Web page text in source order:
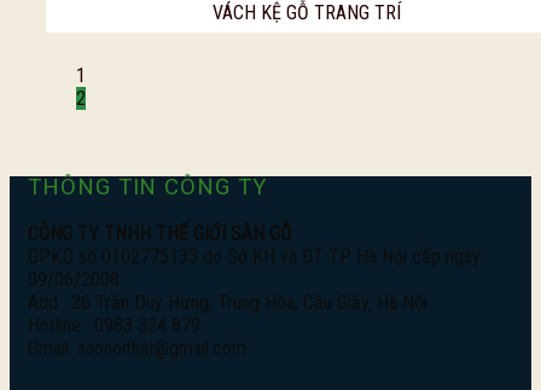
VÁCH KỆ GỖ TRANG TRÍ
1
2
THÔNG TIN CÔNG TY
CÔNG TY TNHH THẾ GIỚI SÀN GỖ
GPKD số 0102775133 do Sở KH và ĐT TP Hà Nội cấp ngày
09/06/2008
Add : 26 Trần Duy Hưng, Trung Hòa, Cầu Giấy, Hà Nội
Hotline : 0983 324 879
Gmail: saonoithat@gmail.com